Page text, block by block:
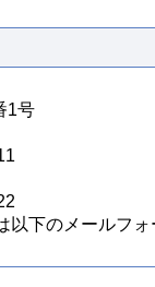
1号
下のメールフォ